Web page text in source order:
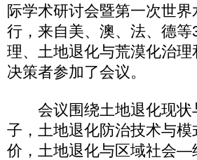
际学术研讨会暨第一次世
行，来自美、澳、法、德
理、土地退化与荒漠化治
决策者参加了会议。
会议围绕土地退化现状
子，土地退化防治技术与
价，土地退化与区域社会—